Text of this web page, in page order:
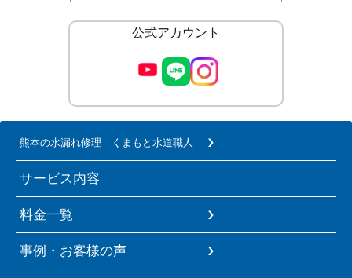
公式アカウント
熊本の水漏れ修理 くまもと水道職人
サービス内容
料金一覧
事例・お客様の声